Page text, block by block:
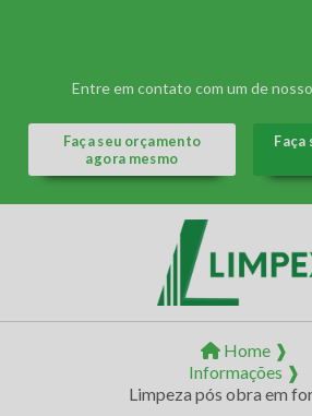
Entre em contato com um de
Faça seu orçamento
agora mesmo
Faça
Home ❱
Informações ❱
Limpeza pós obra em